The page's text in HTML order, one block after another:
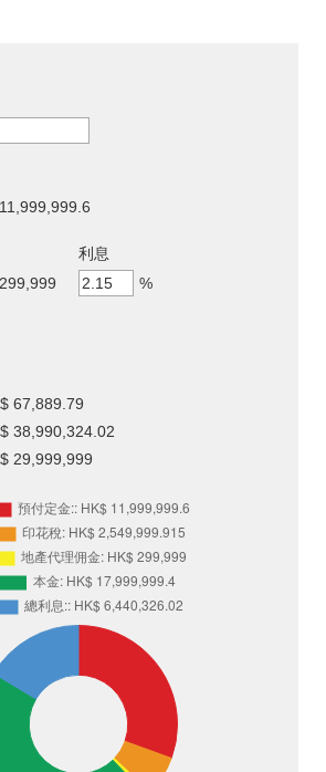
利息
%
67,889.79
38,990,324.02
29,999,999